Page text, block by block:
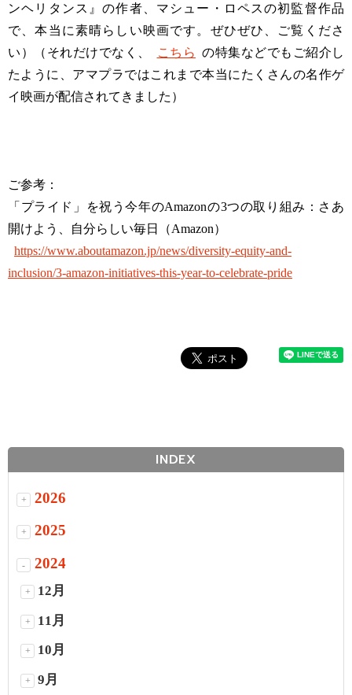
ンヘリタンス』の作者、マシュー・ロペスの初監督作品
で、本当に素晴らしい映画です。ぜひぜひ、ご覧くださ
い）（それだけでなく、
こちら の特集などでもご紹介し
たように、アマプラではこれまで本当にたくさんの名作ゲ
イ映画が配信されてきました）
ご参考：
「プライド」を祝う今年のAmazonの3つの取り組み：さあ
開けよう、自分らしい毎日（Amazon）
https://www.aboutamazon.jp/news/diversity-equity-and-
inclusion/3-amazon-initiatives-this-year-to-celebrate-pride
INDEX
+ 2026
+ 2025
- 2024
+ 12月
+ 11月
+ 10月
+ 9月